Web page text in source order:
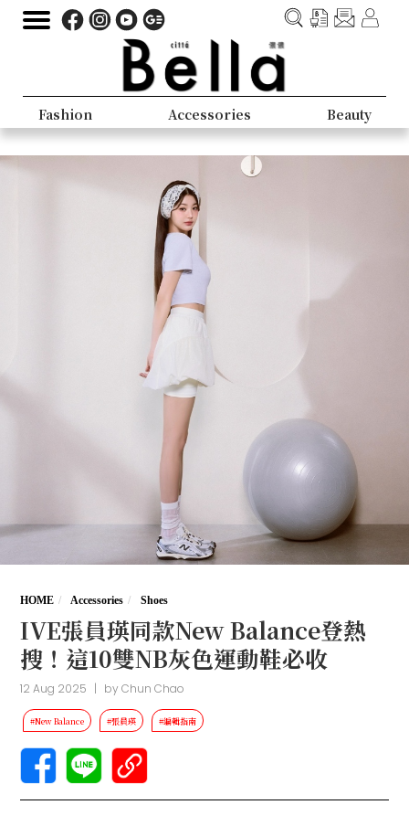
Fashion Accessories Beauty
HOME Accessories Shoes
IVE張員瑛同款New Balance登熱
搜！這10雙NB灰色運動鞋必收
12 Aug 2025 | byChun Chao
#New Balance #張員瑛 #編輯指南